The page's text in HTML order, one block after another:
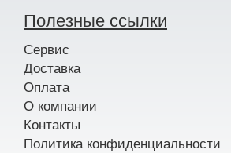
Полезные ссылки
Сервис
Доставка
Оплата
О компании
Контакты
Политика конфиденциальности